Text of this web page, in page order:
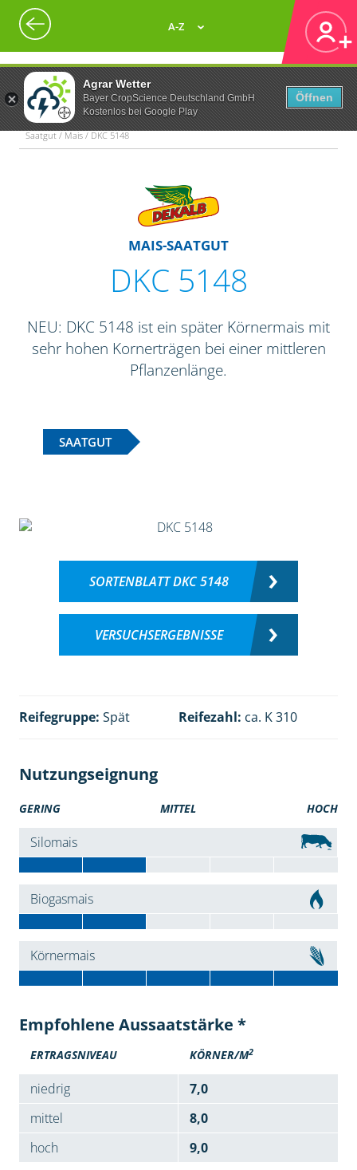
Agrar Wetter
Bayer CropScience Deutschland GmbH
Kostenlos bei Google Play
Öffnen
A-Z
Saatgut / Mais / DKC 5148
MAIS-SAATGUT
DKC 5148
NEU: DKC 5148 ist ein später Körnermais mit
sehr hohen Kornerträgen bei einer mittleren
Pflanzenlänge.
SAATGUT
SORTENBLATT DKC 5148
VERSUCHSERGEBNISSE
Reifegruppe: Spät Reifezahl: ca. K 310
Nutzungseignung
GERING MITTEL HOCH
Silomais
Biogasmais
Körnermais
Empfohlene Aussaatstärke *
ERTRAGSNIVEAU KÖRNER/M2
niedrig
7,0
mittel
8,0
hoch
9,0